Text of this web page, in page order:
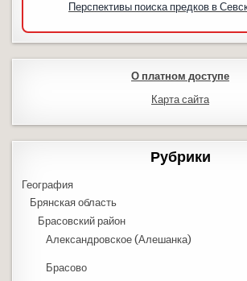
Перспективы поиска предков в
О платном доступе
Карта сайта
Рубрики
География
Брянская область
Брасовский район
Александровское (Алешанка)
Брасово